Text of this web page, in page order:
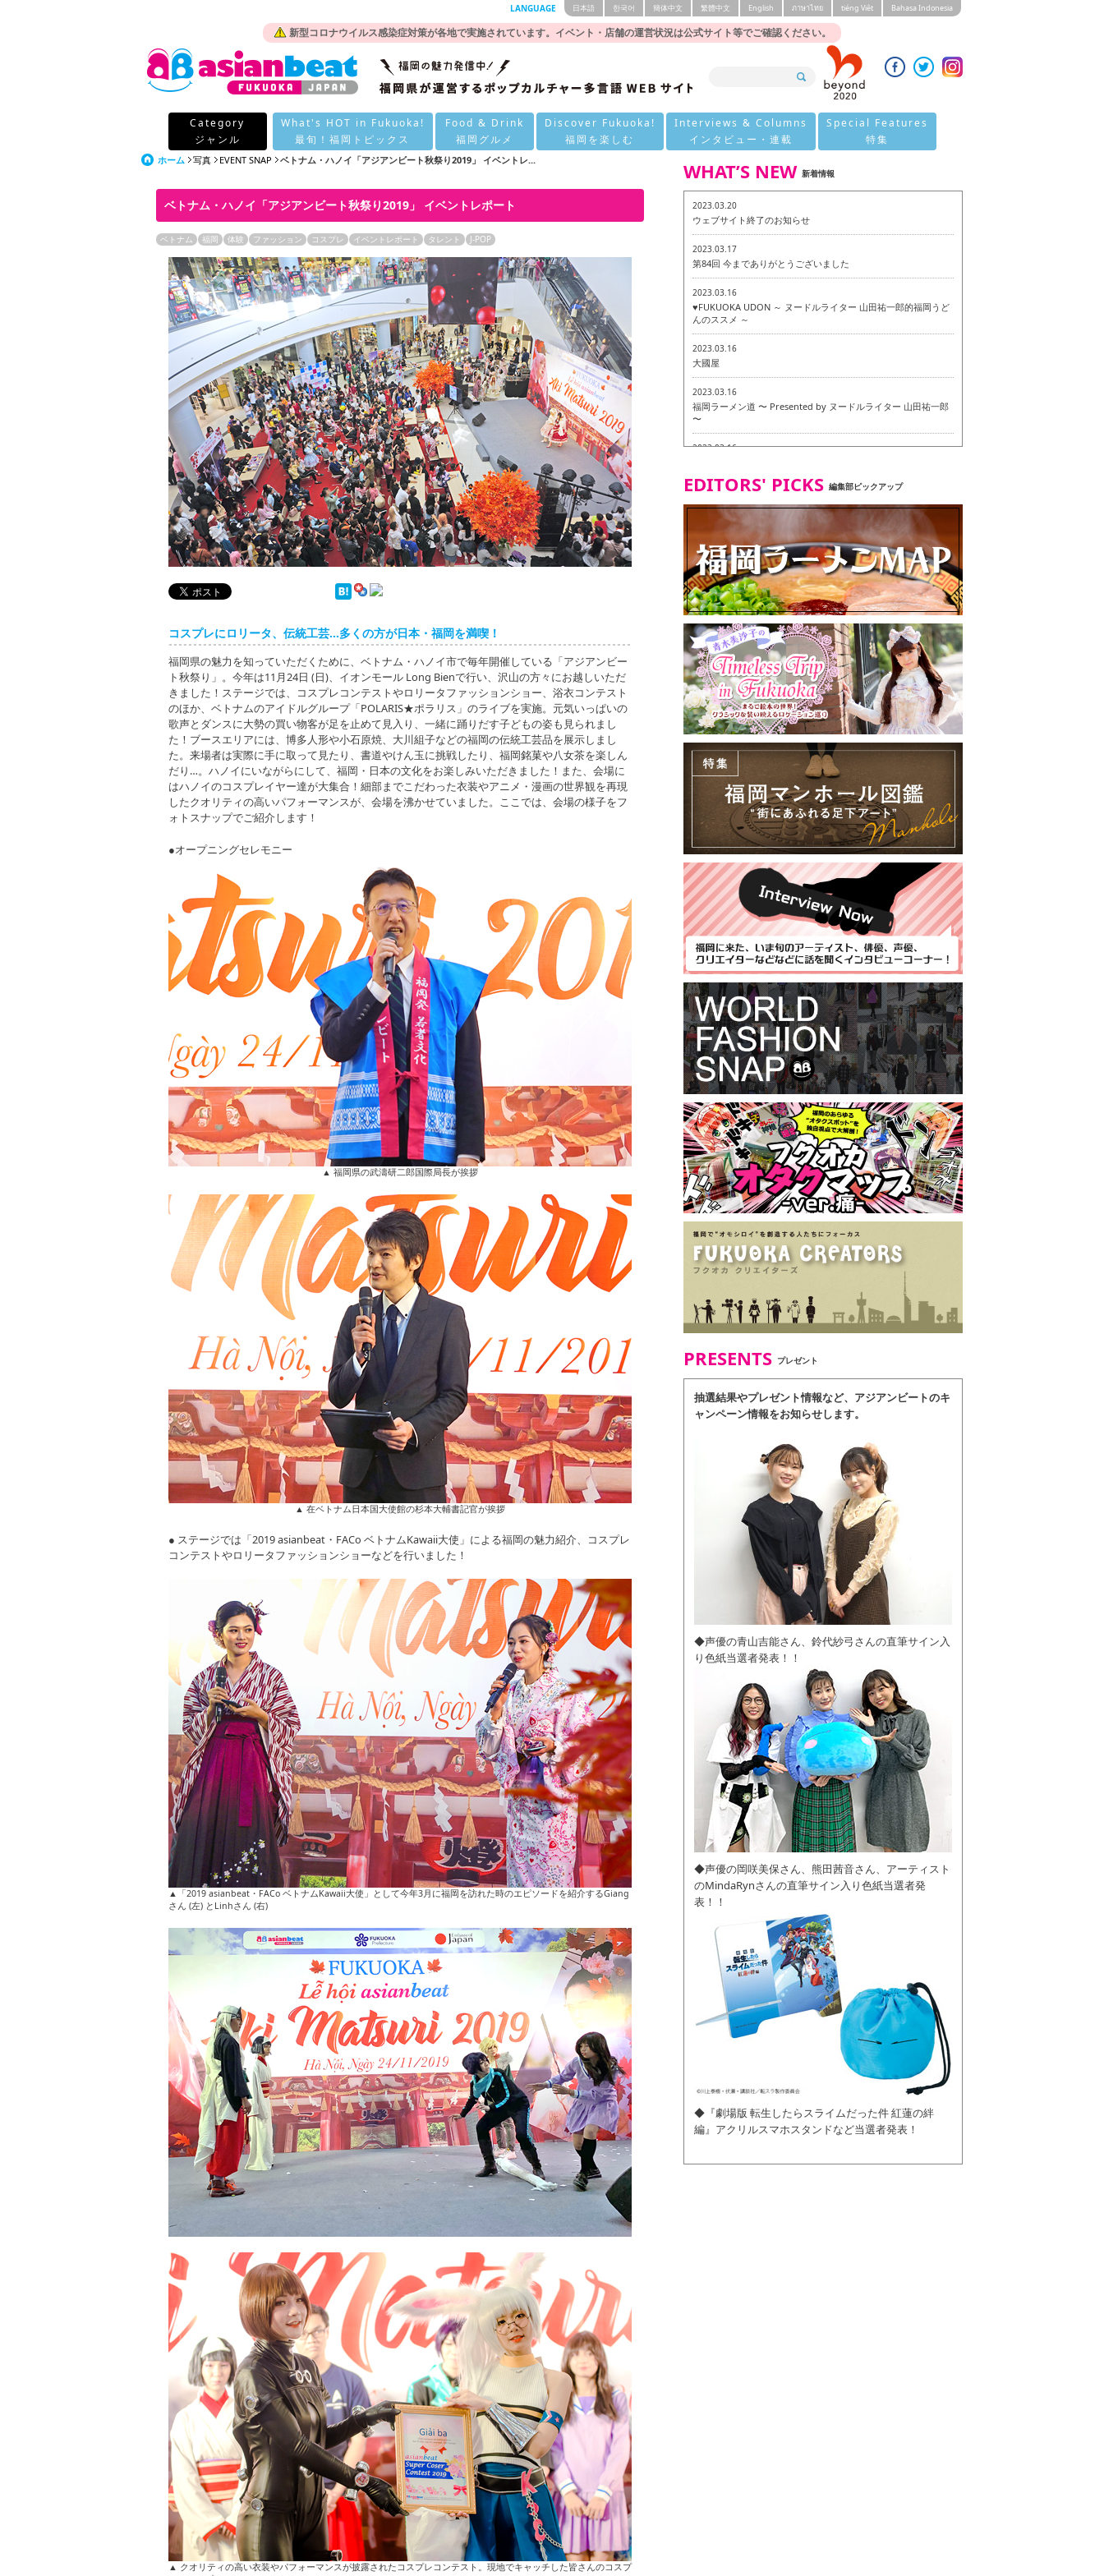
新型コロナウイルス感染症対策が各地で実施されています。イベント・店舗の運営状況は公式サイト等でご確認ください。
LANGUAGE 日本語 한국어 簡体中文 繁體中文 English ภาษาไทย tiéng Viêt Bahasa Indonesia
Category
ジャンル
What's HOT in Fukuoka!
最旬！福岡トピックス
Food & Drink
福岡グルメ
Discover Fukuoka!
福岡を楽しむ
Interviews & Columns
インタビュー・連載
Special Features
特集
ホーム 写真 EVENT SNAP ベトナム・ハノイ「アジアンビート秋祭り2019」 イベントレ...
ベトナム・ハノイ「アジアンビート秋祭り2019」 イベントレポート
ベトナム 福岡 体験 ファッション コスプレ イベントレポート タレント J-POP
コスプレにロリータ、伝統工芸…多くの方が日本・福岡を満喫！
福岡県の魅力を知っていただくために、ベトナム・ハノイ市で毎年開催している「アジアンビー
ト秋祭り」。今年は11月24日 (日)、イオンモール Long Bienで行い、沢山の方々にお越しいただ
きました！ステージでは、コスプレコンテストやロリータファッションショー、浴衣コンテスト
のほか、ベトナムのアイドルグループ「POLARIS★ポラリス」のライブを実施。元気いっぱいの
歌声とダンスに大勢の買い物客が足を止めて見入り、一緒に踊りだす子どもの姿も見られまし
た！ブースエリアには、博多人形や小石原焼、大川組子などの福岡の伝統工芸品を展示しまし
た。来場者は実際に手に取って見たり、書道やけん玉に挑戦したり、福岡銘菓や八女茶を楽しん
だり…。ハノイにいながらにして、福岡・日本の文化をお楽しみいただきました！また、会場に
はハノイのコスプレイヤー達が大集合！細部までこだわった衣装やアニメ・漫画の世界観を再現
したクオリティの高いパフォーマンスが、会場を沸かせていました。ここでは、会場の様子をフ
ォトスナップでご紹介します！
●オープニングセレモニー
▲ 福岡県の武濤研二郎国際局長が挨拶
▲ 在ベトナム日本国大使館の杉本大輔書記官が挨拶
● ステージでは「2019 asianbeat・FACo ベトナムKawaii大使」による福岡の魅力紹介、コスプレ
コンテストやロリータファッションショーなどを行いました！
▲「2019 asianbeat・FACo ベトナムKawaii大使」として今年3月に福岡を訪れた時のエピソードを紹介するGiang
さん (左) とLinhさん (右)
▲ クオリティの高い衣装やパフォーマンスが披露されたコスプレコンテスト。現地でキャッチした皆さんのコスプ
WHAT’S NEW 新着情報
2023.03.20
ウェブサイト終了のお知らせ
2023.03.17
第84回 今までありがとうございました
2023.03.16
♥FUKUOKA UDON ～ ヌードルライター 山田祐一郎的福岡うど
んのススメ ～
2023.03.16
大國屋
2023.03.16
福岡ラーメン道 〜 Presented by ヌードルライター 山田祐一郎
〜
2023.03.16
2023.03.07
ヴィーガン・ベジタリアンメニュー試食ツアー in 福岡市
2023.03.07
磯ぎよからず 博多本店 〜 ヴィーガン・ベジタリアンメニュー試
食ツアー in 福岡市！〜
2023.03.02
リトルスタンド大名店 〜 ヴィーガン・ベジタリアンメニュー
試食ツアー in 福岡市！〜
2023.02.28
東筑軒 折尾本社うどん店
EDITORS' PICKS 編集部ピックアップ
PRESENTS プレゼント
抽選結果やプレゼント情報など、アジアンビートのキ
ャンペーン情報をお知らせします。
◆声優の青山吉能さん、鈴代紗弓さんの直筆サイン入
り色紙当選者発表！！
◆声優の岡咲美保さん、熊田茜音さん、アーティスト
のMindaRynさんの直筆サイン入り色紙当選者発
表！！
◆『劇場版 転生したらスライムだった件 紅蓮の絆
編』アクリルスマホスタンドなど当選者発表！